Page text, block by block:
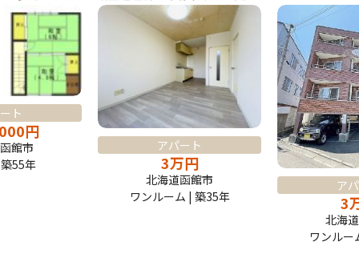
ト
円
館市
55年
アパート
3万円
北海道函館市
ワンルーム | 築35年
ア
3
北海
ワンルー